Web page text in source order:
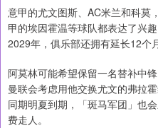
意甲的尤文图斯、AC米兰和科莫
甲的埃因霍温等球队都表达了兴
2029年，俱乐部还拥有延长12个
阿莫林可能希望保留一名替补中
曼联会考虑用他交换尤文的弗拉
同期明夏到期，「斑马军团」也
费走人。